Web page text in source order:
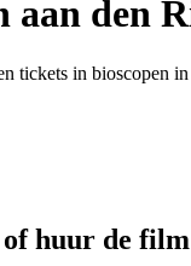
aan den
tickets in bioscopen
huur de